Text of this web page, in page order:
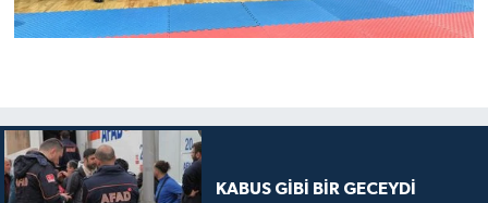
KABUS GİBİ BİR GECEYDİ